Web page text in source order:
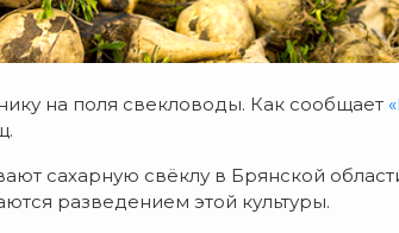
на поля свекловоды. Как сообщает
сахарную свёклу в Брянской
разведением этой культуры.